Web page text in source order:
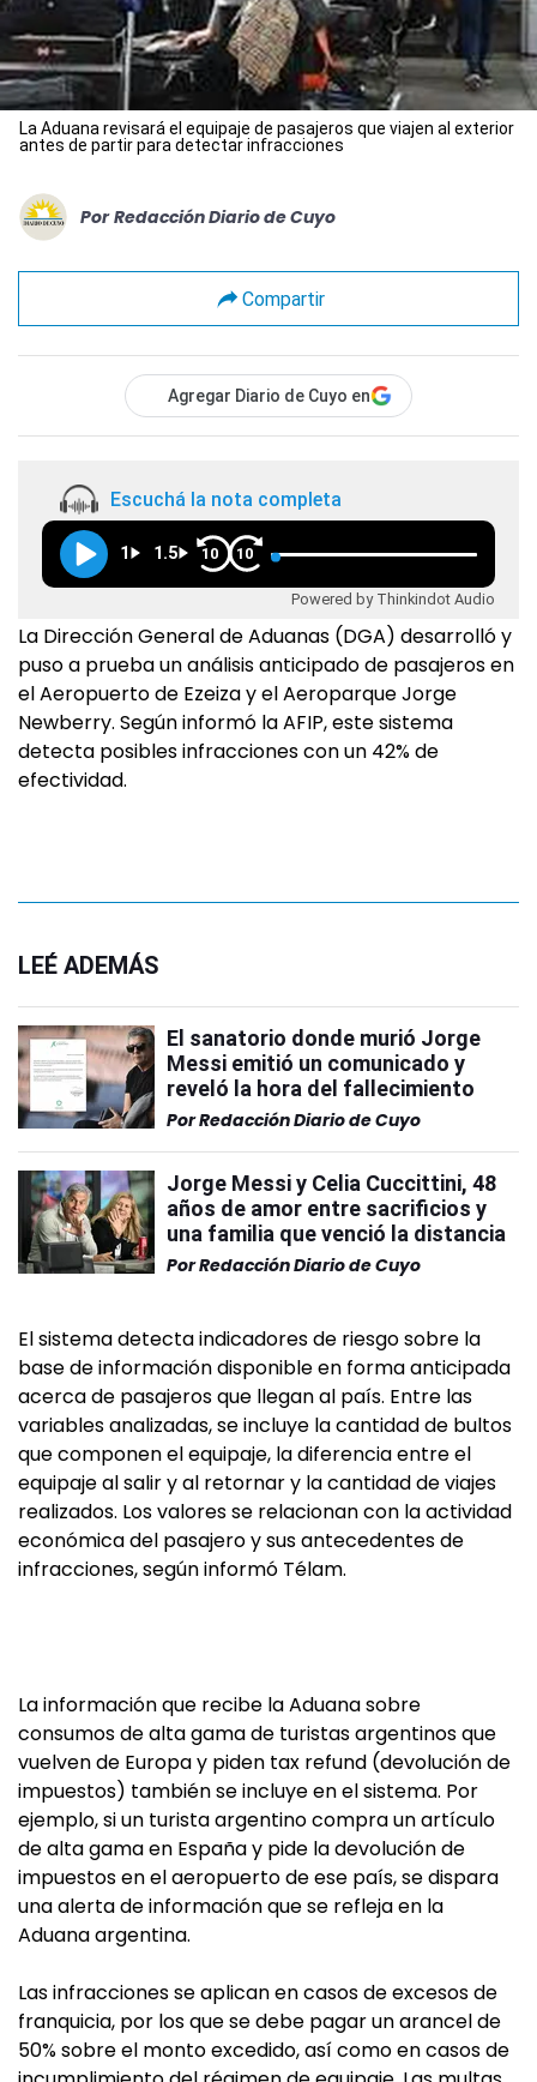
La Aduana revisará el equipaje de pasajeros que viajen al exterior
antes de partir para detectar infracciones
Por Redacción Diario de Cuyo
Compartir
Agregar Diario de Cuyo en
Escuchá la nota completa
1 1.5 10 10
Powered by Thinkindot Audio
La Dirección General de Aduanas (DGA) desarrolló y
puso a prueba un análisis anticipado de pasajeros en
el Aeropuerto de Ezeiza y el Aeroparque Jorge
Newberry. Según informó la AFIP, este sistema
detecta posibles infracciones con un 42% de
efectividad.
LEÉ ADEMÁS
El sanatorio donde murió Jorge
Messi emitió un comunicado y
reveló la hora del fallecimiento
PorRedacción Diario de Cuyo
Jorge Messi y Celia Cuccittini, 48
años de amor entre sacrificios y
una familia que venció la distancia
PorRedacción Diario de Cuyo
El sistema detecta indicadores de riesgo sobre la
base de información disponible en forma anticipada
acerca de pasajeros que llegan al país. Entre las
variables analizadas, se incluye la cantidad de bultos
que componen el equipaje, la diferencia entre el
equipaje al salir y al retornar y la cantidad de viajes
realizados. Los valores se relacionan con la actividad
económica del pasajero y sus antecedentes de
infracciones, según informó Télam.
La información que recibe la Aduana sobre
consumos de alta gama de turistas argentinos que
vuelven de Europa y piden tax refund (devolución de
impuestos) también se incluye en el sistema. Por
ejemplo, si un turista argentino compra un artículo
de alta gama en España y pide la devolución de
impuestos en el aeropuerto de ese país, se dispara
una alerta de información que se refleja en la
Aduana argentina.
Las infracciones se aplican en casos de excesos de
franquicia, por los que se debe pagar un arancel de
50% sobre el monto excedido, así como en casos de